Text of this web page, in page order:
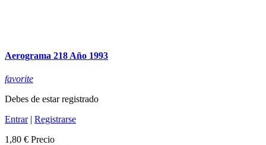
Aerograma 218 Año 1993
favorite
Debes de estar registrado
Entrar| Registrarse
1,80 € Precio